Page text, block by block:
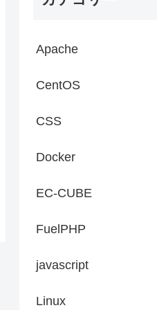
Apache
CentOS
CSS
Docker
EC-CUBE
FuelPHP
javascript
Linux